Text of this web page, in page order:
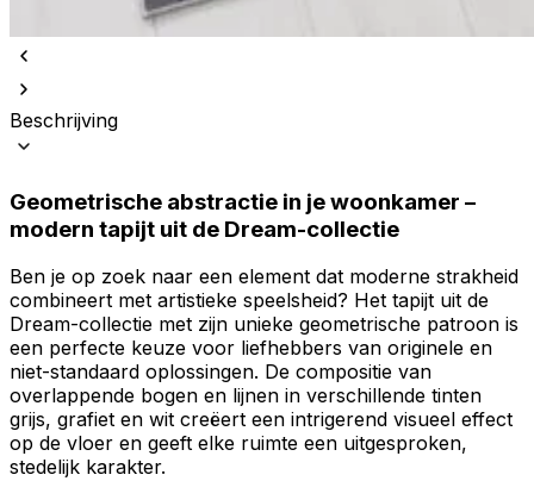
Beschrijving
Geometrische abstractie in je woonkamer –
modern tapijt uit de Dream-collectie
Ben je op zoek naar een element dat moderne strakheid
combineert met artistieke speelsheid? Het tapijt uit de
Dream-collectie met zijn unieke geometrische patroon is
een perfecte keuze voor liefhebbers van originele en
niet-standaard oplossingen. De compositie van
overlappende bogen en lijnen in verschillende tinten
grijs, grafiet en wit creëert een intrigerend visueel effect
op de vloer en geeft elke ruimte een uitgesproken,
stedelijk karakter.